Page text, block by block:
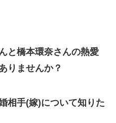
と橋本環奈さんの熱愛
りませんか？
相手(嫁)について知りた